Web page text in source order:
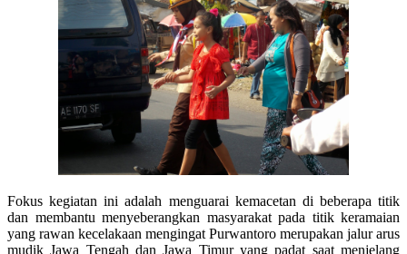
Fokus kegiatan ini adalah menguarai kemacetan di beberapa titik
dan membantu menyeberangkan masyarakat pada titik keramaian
yang rawan kecelakaan mengingat Purwantoro merupakan jalur arus
mudik Jawa Tengah dan Jawa Timur yang padat saat menjelang